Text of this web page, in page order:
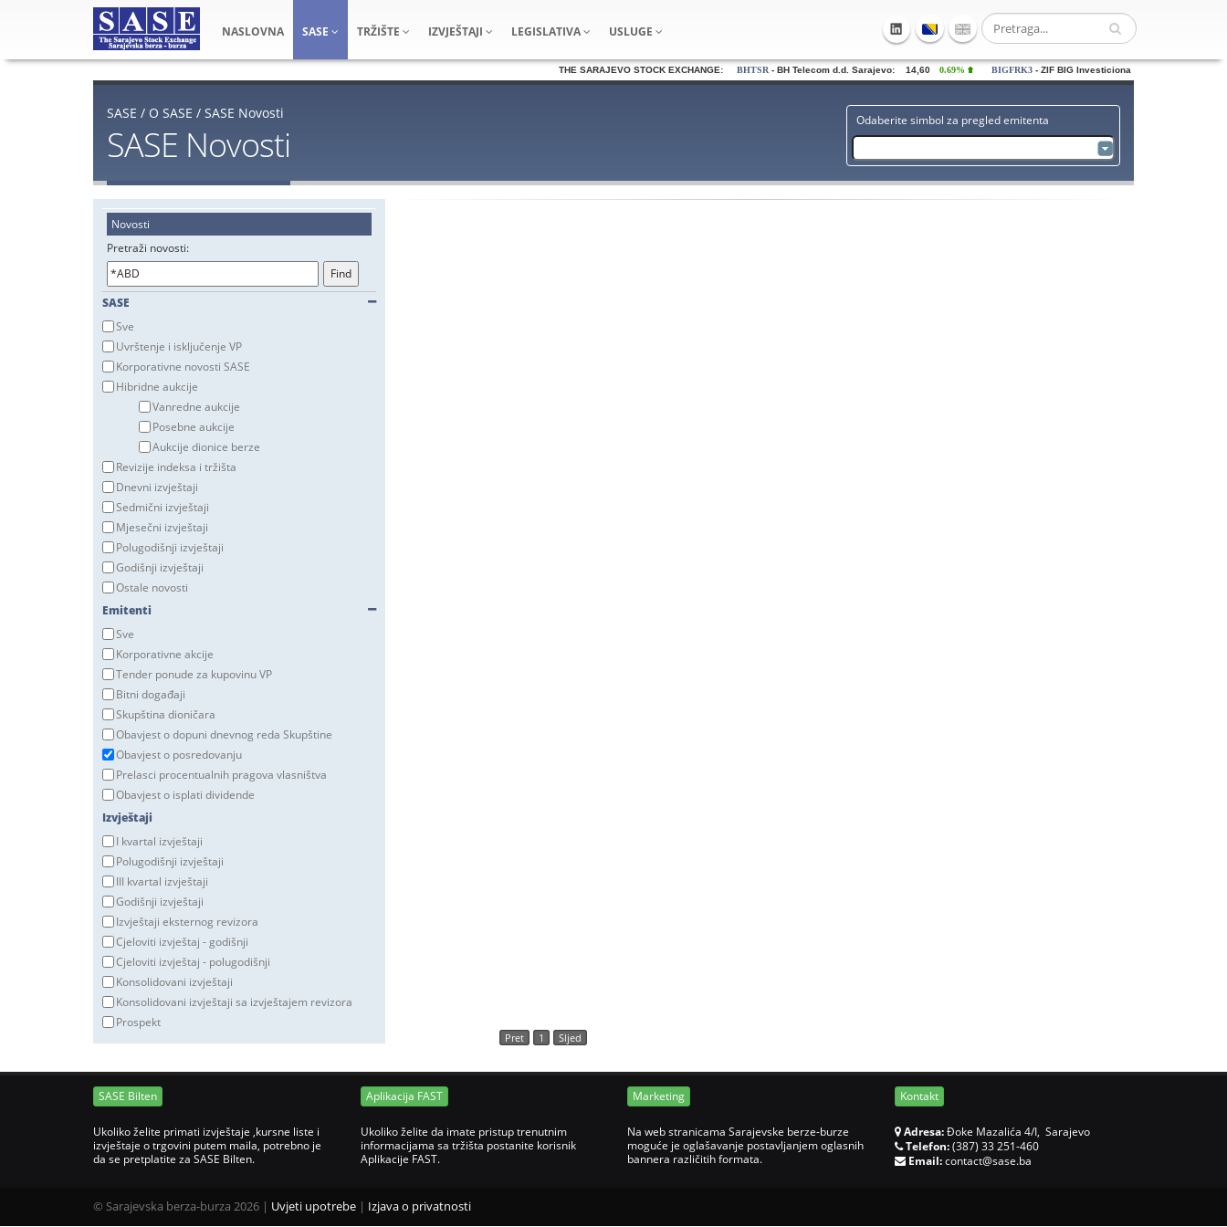
NASLOVNA SASE TRŽIŠTE IZVJEŠTAJI LEGISLATIVA USLUGE
THE SARAJEVO STOCK EXCHANGE:BHTSR- BH Telecom d.d. Sarajevo: 14,60 0.69% BIGFRK3- ZIF BIG Investiciona grupa dd Sarajevo:
SASE / O SASE / SASE Novosti Odaberite simbol za pregled emitenta
SASE Novosti
Novosti
Pretraži novosti:
SASE
Sve
Uvrštenje i isključenje VP
Korporativne novosti SASE
Hibridne aukcije
Vanredne aukcije
Posebne aukcije
Aukcije dionice berze
Revizije indeksa i tržišta
Dnevni izvještaji
Sedmični izvještaji
Mjesečni izvještaji
Polugodišnji izvještaji
Godišnji izvještaji
Ostale novosti
Emitenti
Sve
Korporativne akcije
Tender ponude za kupovinu VP
Bitni događaji
Skupština dioničara
Obavjest o dopuni dnevnog reda Skupštine
Obavjest o posredovanju
Prelasci procentualnih pragova vlasništva
Obavjest o isplati dividende
Izvještaji
I kvartal izvještaji
Polugodišnji izvještaji
III kvartal izvještaji
Godišnji izvještaji
Izvještaji eksternog revizora
Cjeloviti izvještaj - godišnji
Cjeloviti izvještaj - polugodišnji
Konsolidovani izvještaji
Konsolidovani izvještaji sa izvještajem revizora
Prospekt
Pret 1 Sljed
SASE Bilten
Ukoliko želite primati izvještaje ,kursne liste i
izvještaje o trgovini putem maila, potrebno je
da se pretplatite za SASE Bilten.
Aplikacija FAST
Ukoliko želite da imate pristup trenutnim
informacijama sa tržišta postanite korisnik
Aplikacije FAST.
Marketing
Na web stranicama Sarajevske berze-burze
moguće je oglašavanje postavljanjem oglasnih
bannera različitih formata.
Kontakt
Adresa:Đoke Mazalića 4/I, Sarajevo
Telefon:(387) 33 251-460
Email: contact@sase.ba
© Sarajevska berza-burza 2026 | Uvjeti upotrebe | Izjava o privatnosti